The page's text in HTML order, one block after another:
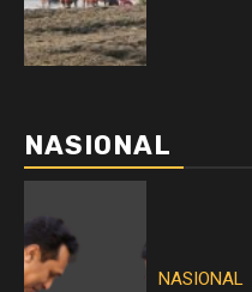
NASIONAL
NASIONAL